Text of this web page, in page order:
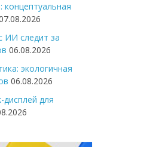
ИИ следит за
06.08.2026
экологичная
06.08.2026
дисплей для